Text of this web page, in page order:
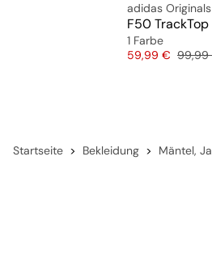
adidas Originals
F50 TrackTop
1 Farbe
Preis
59,99 €
Startseite Bekleidung Mäntel,